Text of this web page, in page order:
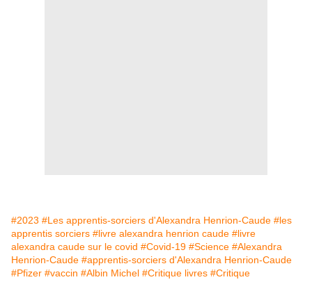
#2023 #Les apprentis-sorciers d'Alexandra Henrion-Caude #les
apprentis sorciers #livre alexandra henrion caude #livre
alexandra caude sur le covid #Covid-19 #Science #Alexandra
Henrion-Caude #apprentis-sorciers d'Alexandra Henrion-Caude
#Pfizer #vaccin #Albin Michel #Critique livres #Critique